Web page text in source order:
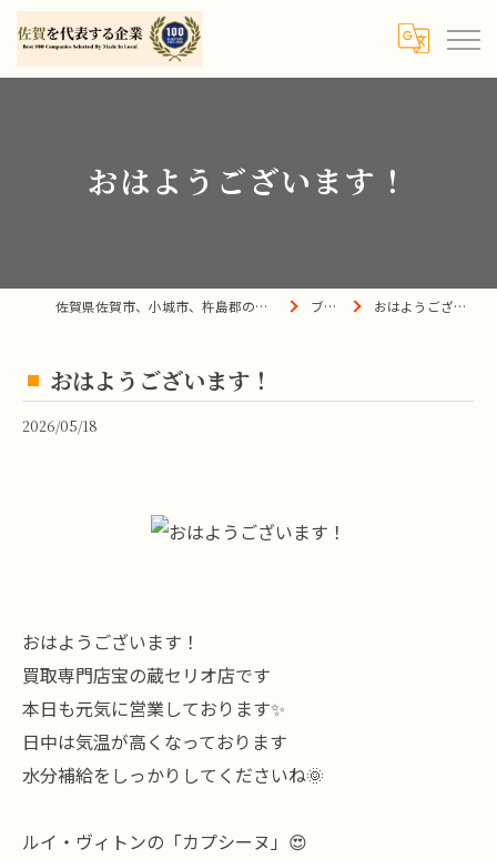
おはようございます！
佐賀県佐賀市、小城市、杵島郡の買取は宝の蔵へ ブログ おはようございます！
おはようございます！
2026/05/18
おはようございます！
買取専門店宝の蔵セリオ店です
本日も元気に営業しております✨
日中は気温が高くなっております
水分補給をしっかりしてくださいね🌞
ルイ・ヴィトンの「カプシーヌ」😍